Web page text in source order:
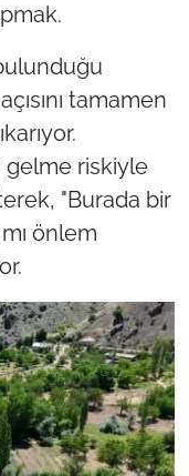
tamamen
gelme riskiyle
"Burada bir
önlem